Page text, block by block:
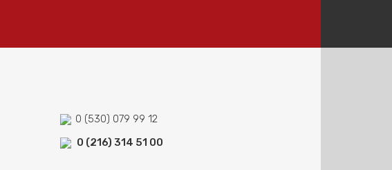
0 (530) 079 99 12
0 (216) 314 51 00